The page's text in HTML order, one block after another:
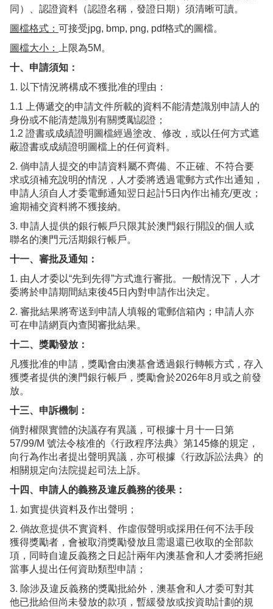
同）、認證資料（認證名稱，發證日期）須清晰可讀。
圖檔格式： 可接受jpg, bmp, png, pdf格式的圖檔。
圖檔大小：
上限為5M。
十、申請須知：
1. 以下情況將構成不獲批准的理由：
1.1 上傳遞交的申請文件所載的資料不能清楚識別申請人的
身份或不能清楚識別有關獎勵認證；
1.2 證書或成績證明圖檔經過塗改、修改，或以任何方式遮
蔽證書或成績證明圖檔上的任何資料。
2. 倘申請人提交的申請資料屬不齊備、不正確、不符合要
求或須補充說明的情況，人才委將透過電郵方式作出通知，
申請人須自人才委電郵通知翌日起計5日內作出補充/更改；
逾期補交資料將不獲接納。
3. 申請人提供的銀行帳戶只限其於澳門銀行開設的個人或
聯名的澳門元活期銀行帳戶。
十一、審批及通知：
1. 由人才委以“先到先得”方式進行審批。一般情況下，人才
委將於申請期間結束後45日內對申請作出決定。
2. 審批結果將寄送到申請人填報的電郵信箱內；申請人亦
可在申請網頁內查閱審批結果。
十二、獎勵發放：
凡獲批准的申請，獎勵會由澳基會透過銀行轉帳方式，存入
獲獎者提供的澳門銀行帳戶，獎勵會於2026年8月或之前發
放。
十三、申訴機制：
倘對權限實體的決議存有異議，可根據十月十一日第
57/99/M 號法令核准的《行政程序法典》第145條的規定，
向行為作出者提出聲明異議，亦可根據《行政訴訟法典》的
相關規定向法院提起司法上訴。
十四、申請人的義務及違反義務的後果：
1. 如實提供資料及作出聲明；
2. 倘故意提供不實資料、作虛假聲明或採用任何不法手段
獲得獎勵者，會被取消獎勵發放且需退還已收取的全部款
項，同時自違反義務之日起計兩年內澳基會和人才委將拒絕
當事人提出任何資助類型申請；
3. 除涉及違反義務的獎勵批給外，澳基會和人才委可對其
他已批給但尚未發放的款項，暫緩發放或按資助計劃的規